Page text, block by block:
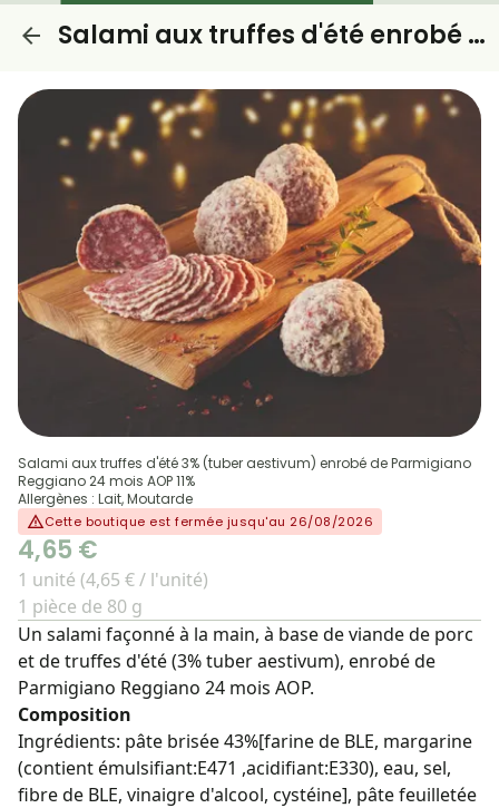
Salami aux truffes d'été enrobé de Parmigiano Reggiano
Salami aux truffes d'été 3% (tuber aestivum) enrobé de Parmigiano
Reggiano 24 mois AOP 11%
Allergènes : Lait, Moutarde
Cette boutique est fermée jusqu'au 26/08/2026
4,65 €
1 unité (4,65 € / l'unité)
1 pièce de 80 g
Un salami façonné à la main, à base de viande de porc
et de truffes d'été (3% tuber aestivum), enrobé de
Parmigiano Reggiano 24 mois AOP.
Composition
Ingrédients: pâte brisée 43%[farine de BLE, margarine
(contient émulsifiant:E471 ,acidifiant:E330), eau, sel,
fibre de BLE, vinaigre d'alcool, cystéine], pâte feuilletée